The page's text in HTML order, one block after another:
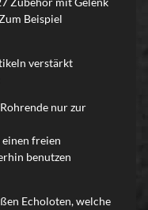
Beispiel
verstärkt
nur zur
einen freien
benutzen
Echoloten, welche